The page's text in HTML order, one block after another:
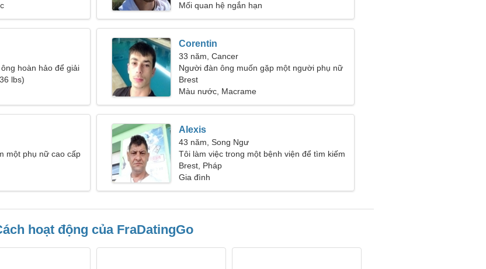
Mối quan hệ ngắn hạn
hoàn hảo để giải
lbs)
Corentin
33 năm, Cancer
Người đàn ông muốn gặp một người phụ nữ
23-31
Brest
Màu nước, Macrame
một phụ nữ cao cấp
Alexis
43 năm, Song Ngư
Tôi làm việc trong một bệnh viện để tìm kiếm
một người phụ nữ hóm hỉnh
Brest, Pháp
Gia đình
hoạt động của FraDatingGo